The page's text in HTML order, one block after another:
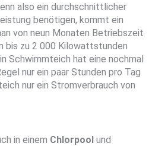
also ein durchschnittlicher
benötigen, kommt ein
von neun Monaten Betriebszeit
bis zu 2 000 Kilowattstunden
Schwimmteich hat eine nochmal
nur ein paar Stunden pro Tag
nur ein Stromverbrauch von
in einem Chlorpool und